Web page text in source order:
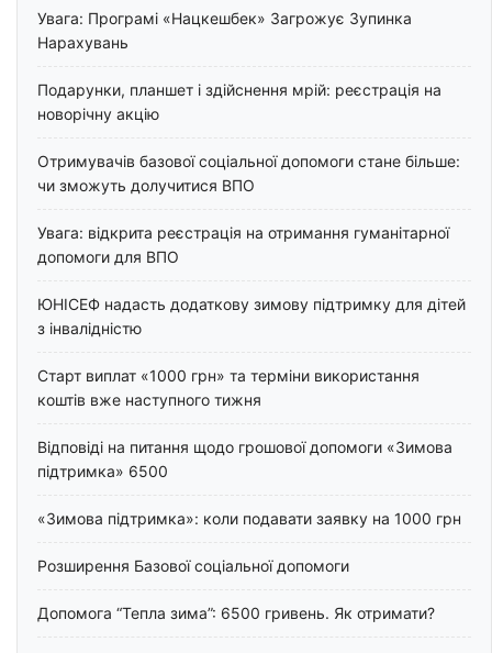
Увага: Програмі «Нацкешбек» Загрожує Зупинка
Нарахувань
Подарунки, планшет і здійснення мрій: реєстрація на
новорічну акцію
Отримувачів базової соціальної допомоги стане більше:
чи зможуть долучитися ВПО
Увага: відкрита реєстрація на отримання гуманітарної
допомоги для ВПО
ЮНІСЕФ надасть додаткову зимову підтримку для дітей
з інвалідністю
Старт виплат «1000 грн» та терміни використання
коштів вже наступного тижня
Відповіді на питання щодо грошової допомоги «Зимова
підтримка» 6500
«Зимова підтримка»: коли подавати заявку на 1000 грн
Розширення Базової соціальної допомоги
Допомога “Тепла зима”: 6500 гривень. Як отримати?